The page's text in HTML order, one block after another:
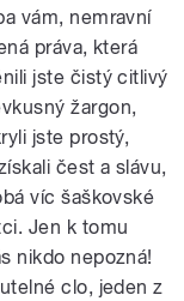
vám, nemravní
práva, která
jste čistý citlivý
žargon,
jste prostý,
čest a slávu,
víc šaškovské
Jen k tomu
nikdo nepozná!
clo, jeden z